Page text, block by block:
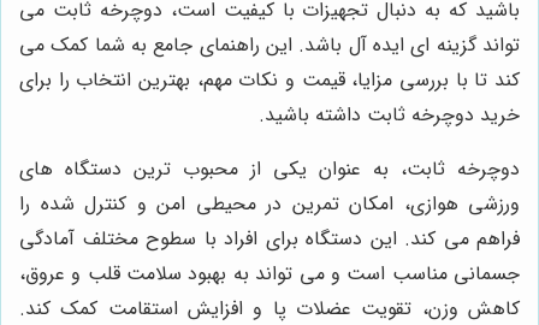
باشید که به دنبال تجهیزات با کیفیت است، دوچرخه ثابت می
تواند گزینه ای ایده آل باشد. این راهنمای جامع به شما کمک می
کند تا با بررسی مزایا، قیمت و نکات مهم، بهترین انتخاب را برای
خرید دوچرخه ثابت داشته باشید.
دوچرخه ثابت، به عنوان یکی از محبوب ترین دستگاه های
ورزشی هوازی، امکان تمرین در محیطی امن و کنترل شده را
فراهم می کند. این دستگاه برای افراد با سطوح مختلف آمادگی
جسمانی مناسب است و می تواند به بهبود سلامت قلب و عروق،
کاهش وزن، تقویت عضلات پا و افزایش استقامت کمک کند.